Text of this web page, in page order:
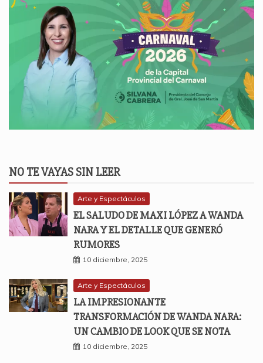
NO TE VAYAS SIN LEER
Arte y Espectáculos
EL SALUDO DE MAXI LÓPEZ A WANDA
NARA Y EL DETALLE QUE GENERÓ
RUMORES
10 diciembre, 2025
Arte y Espectáculos
LA IMPRESIONANTE
TRANSFORMACIÓN DE WANDA NARA:
UN CAMBIO DE LOOK QUE SE NOTA
10 diciembre, 2025